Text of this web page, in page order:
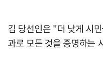
김 당선인은 "더 낮게 시
과로 모든 것을 증명하는